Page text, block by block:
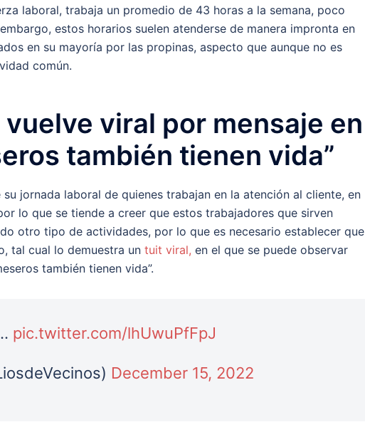
laboral, trabaja un promedio de 43 horas a la semana, poco
estos horarios suelen atenderse de manera impronta en
en su mayoría por las propinas, aspecto que aunque no es
común.
viral por mensaje en
también tienen vida”
jornada laboral de quienes trabajan en la atención al cliente, en
lo que se tiende a creer que estos trabajadores que sirven
otro tipo de actividades, por lo que es necesario establecer que
tal cual lo demuestra un tuit viral, en el que se puede observar
también tienen vida”.
pic.twitter.com/lhUwuPfFpJ
December 15, 2022